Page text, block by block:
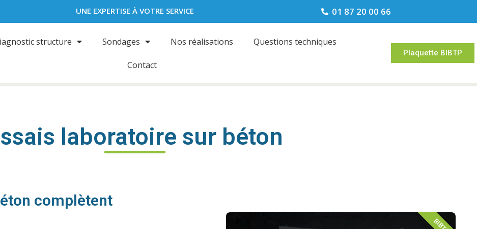
UNE EXPERTISE À VOTRE SERVICE 01 87 20 00 66
structure Sondages Nos réalisations Questions techniques
Contact
Plaquette BIBTP
laboratoire sur béton
complètent